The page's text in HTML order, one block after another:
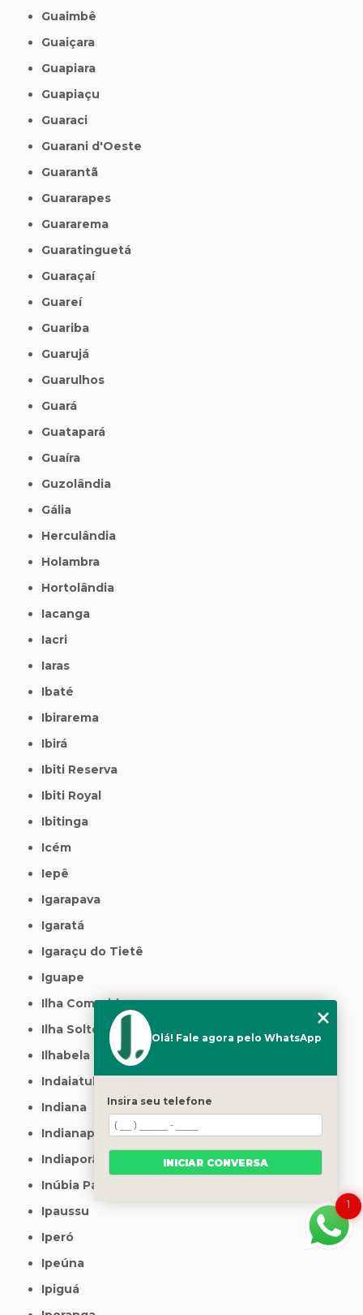
Guaimbê
Guaiçara
Guapiara
Guapiaçu
Guaraci
Guarani d'Oeste
Guarantã
Guararapes
Guararema
Guaratinguetá
Guaraçaí
Guareí
Guariba
Guarujá
Guarulhos
Guará
Guatapará
Guaíra
Guzolândia
Gália
Herculândia
Holambra
Hortolândia
Iacanga
Iacri
Iaras
Ibaté
Ibirarema
Ibirá
Ibiti Reserva
Ibiti Royal
Ibitinga
Icém
Iepê
Igarapava
Igaratá
Igaraçu do Tietê
Iguape
Ilha Comprida
Ilha Solteira
Ilhabela
Indaiatuba
Indiana
Indianapolis
Indiaporã
Inúbia Paulista
Ipaussu
Iperó
Ipeúna
Ipiguá
1
Olá! Fale agora pelo WhatsApp
Insira seu telefone
INICIAR CONVERSA